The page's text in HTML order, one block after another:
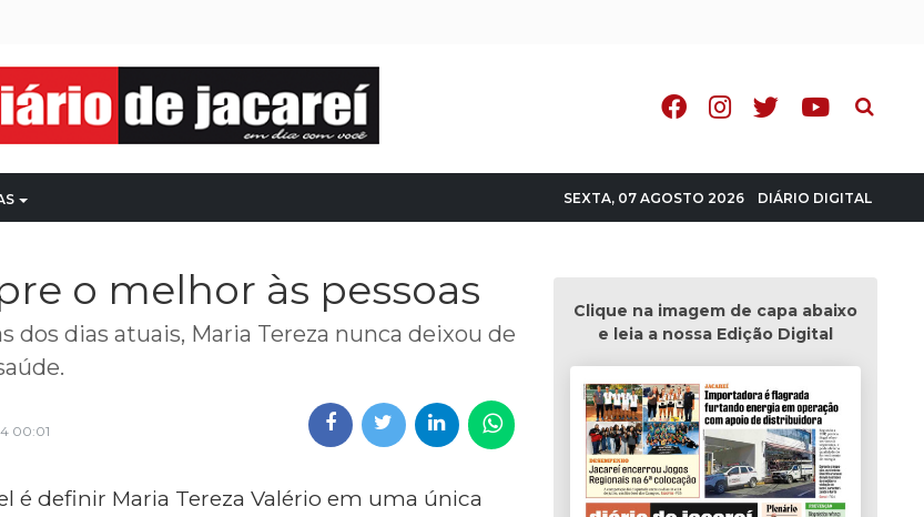
Pesquisa
SEXTA, 07 AGOSTO 2026 DIÁRIO DIGITAL
o melhor às pessoas
dos dias atuais, Maria Tereza nunca deixou de
00:01
é definir Maria Tereza Valério em uma única
Clique na imagem de capa abaixo
e leia a nossa Edição Digital